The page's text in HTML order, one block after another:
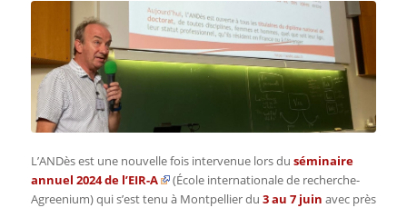
L’ANDès est une nouvelle fois intervenue lors du séminaire
annuel 2024 de l’EIR-A
(École internationale de recherche-
Agreenium) qui s’est tenu à Montpellier du 3 au 7 juin avec près